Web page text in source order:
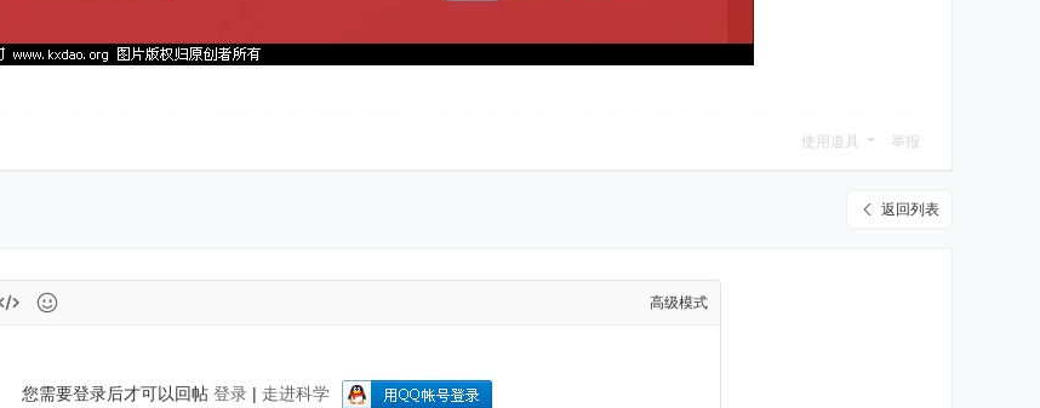
使用道具 举报
返回列表
高级模式
您需要登录后才可以回帖 登录| 走进科学